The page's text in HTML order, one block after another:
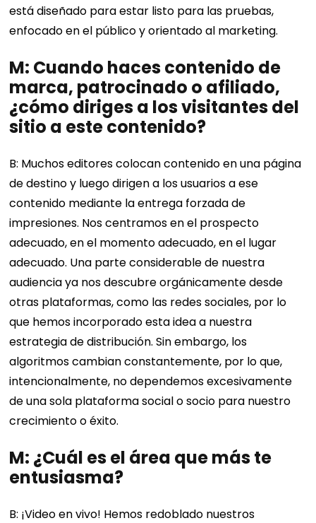
está diseñado para estar listo para las pruebas,
enfocado en el público y orientado al marketing.
M: Cuando haces contenido de
marca, patrocinado o afiliado,
¿cómo diriges a los visitantes del
sitio a este contenido?
B: Muchos editores colocan contenido en una página
de destino y luego dirigen a los usuarios a ese
contenido mediante la entrega forzada de
impresiones. Nos centramos en el prospecto
adecuado, en el momento adecuado, en el lugar
adecuado. Una parte considerable de nuestra
audiencia ya nos descubre orgánicamente desde
otras plataformas, como las redes sociales, por lo
que hemos incorporado esta idea a nuestra
estrategia de distribución. Sin embargo, los
algoritmos cambian constantemente, por lo que,
intencionalmente, no dependemos excesivamente
de una sola plataforma social o socio para nuestro
crecimiento o éxito.
M: ¿Cuál es el área que más te
entusiasma?
B: ¡Video en vivo! Hemos redoblado nuestros